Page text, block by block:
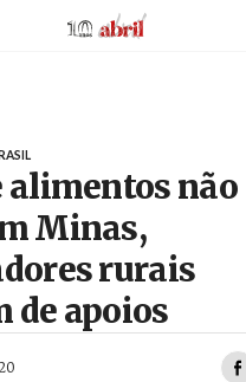
AbrilAbril
alimentos não
Minas,
rurais
de apoios